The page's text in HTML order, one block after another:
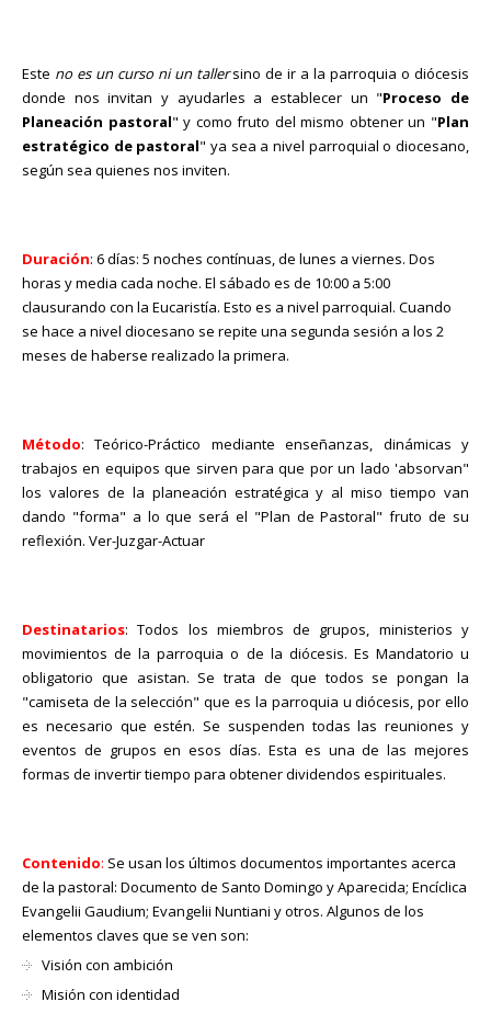
Este no es un curso ni un tallersino de ir a la parroquia o diócesis
donde nos invitan y ayudarles a establecer un "Proceso de
Planeación pastoral" y como fruto del mismo obtener un "Plan
estratégico de pastoral" ya sea a nivel parroquial o diocesano,
según sea quienes nos inviten.
Duración: 6 días: 5 noches contínuas, de lunes a viernes. Dos
horas y media cada noche. El sábado es de 10:00 a 5:00
clausurando con la Eucaristía. Esto es a nivel parroquial. Cuando
se hace a nivel diocesano se repite una segunda sesión a los 2
meses de haberse realizado la primera.
Método: Teórico-Práctico mediante enseñanzas, dinámicas y
trabajos en equipos que sirven para que por un lado 'absorvan"
los valores de la planeación estratégica y al miso tiempo van
dando "forma" a lo que será el "Plan de Pastoral" fruto de su
reflexión. Ver-Juzgar-Actuar
Destinatarios: Todos los miembros de grupos, ministerios y
movimientos de la parroquia o de la diócesis. Es Mandatorio u
obligatorio que asistan. Se trata de que todos se pongan la
"camiseta de la selección" que es la parroquia u diócesis, por ello
es necesario que estén. Se suspenden todas las reuniones y
eventos de grupos en esos días. Esta es una de las mejores
formas de invertir tiempo para obtener dividendos espirituales.
Contenido: Se usan los últimos documentos importantes acerca
de la pastoral: Documento de Santo Domingo y Aparecida; Encíclica
Evangelii Gaudium; Evangelii Nuntiani y otros. Algunos de los
elementos claves que se ven son:
Visión con ambición
Misión con identidad